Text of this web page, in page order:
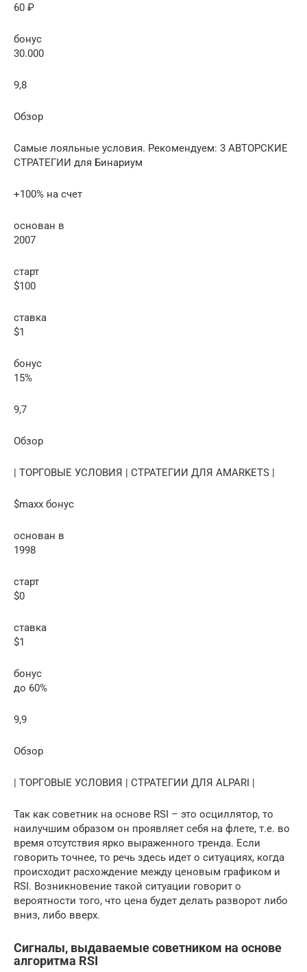
60 ₽
бонус
30.000
9,8
Обзор
Самые лояльные условия. Рекомендуем: 3 АВТОРСКИЕ
СТРАТЕГИИ для Бинариум
+100% на счет
основан в
2007
старт
$100
ставка
$1
бонус
15%
9,7
Обзор
| ТОРГОВЫЕ УСЛОВИЯ | СТРАТЕГИИ ДЛЯ AMARKETS |
$maxx бонус
основан в
1998
старт
$0
ставка
$1
бонус
до 60%
9,9
Обзор
| ТОРГОВЫЕ УСЛОВИЯ | СТРАТЕГИИ ДЛЯ ALPARI |
Так как советник на основе RSI – это осциллятор, то
наилучшим образом он проявляет себя на флете, т.е. во
время отсутствия ярко выраженного тренда. Если
говорить точнее, то речь здесь идет о ситуациях, когда
происходит расхождение между ценовым графиком и
RSI. Возникновение такой ситуации говорит о
вероятности того, что цена будет делать разворот либо
вниз, либо вверх.
Сигналы, выдаваемые советником на основе
алгоритма RSI